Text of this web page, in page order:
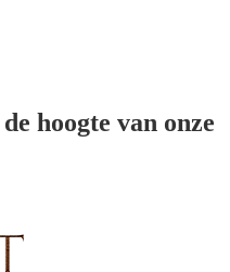
hoogte van onze